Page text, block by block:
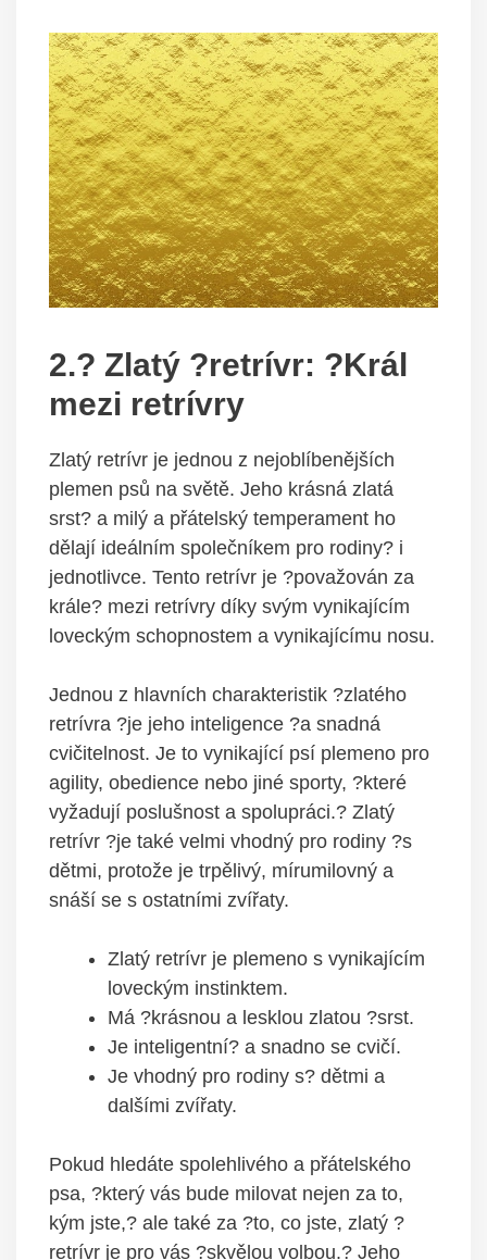
2.? Zlatý ?retrívr: ?Král
mezi retrívry
Zlatý retrívr je jednou z nejoblíbenějších
plemen psů na světě. Jeho krásná zlatá
srst? a milý a přátelský temperament ho
dělají ideálním společníkem pro rodiny? i
jednotlivce. Tento retrívr je ?považován za
krále? mezi retrívry díky svým vynikajícím
loveckým schopnostem a vynikajícímu nosu.
Jednou z hlavních charakteristik ?zlatého
retrívra ?je jeho inteligence ?a snadná
cvičitelnost. Je to vynikající psí plemeno pro
agility, obedience nebo jiné sporty, ?které
vyžadují poslušnost a spolupráci.? Zlatý
retrívr ?je také velmi vhodný pro rodiny ?s
dětmi, protože je trpělivý, mírumilovný a
snáší se s ostatními zvířaty.
Zlatý retrívr je plemeno s vynikajícím
loveckým instinktem.
Má ?krásnou a lesklou zlatou ?srst.
Je inteligentní? a snadno se cvičí.
Je vhodný pro rodiny s? dětmi a
dalšími zvířaty.
Pokud hledáte spolehlivého a přátelského
psa, ?který vás bude milovat nejen za to,
kým jste,? ale také za ?to, co jste, zlatý ?
retrívr je pro vás ?skvělou volbou.? Jeho